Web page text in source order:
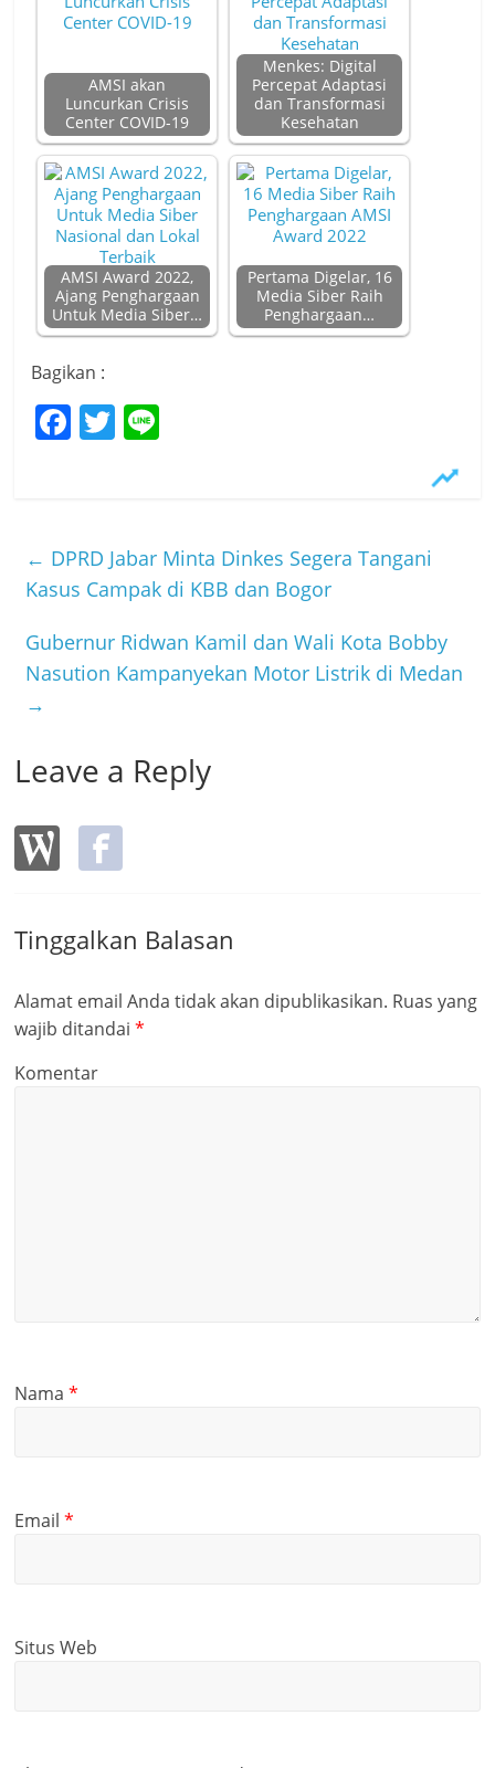
AMSI akan
Luncurkan Crisis
Center COVID-19
Menkes: Digital
Percepat Adaptasi
dan Transformasi
Kesehatan
AMSI Award 2022,
Ajang Penghargaan
Untuk Media Siber…
Pertama Digelar, 16
Media Siber Raih
Penghargaan…
Bagikan :
F
b
o
o
k
T
← DPRD Jabar Minta Dinkes Segera Tangani
Kasus Campak di KBB dan Bogor
Gubernur Ridwan Kamil dan Wali Kota Bobby
Nasution Kampanyekan Motor Listrik di Medan
→
Leave a Reply
Tinggalkan Balasan
Alamat email Anda tidak akan dipublikasikan. Ruas yang
wajib ditandai*
Komentar
Nama*
Email*
Situs Web